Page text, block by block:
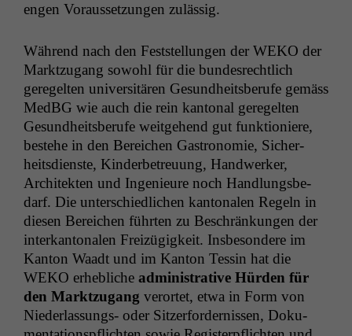
engen Voraus­set­zun­gen zulässig.
Während nach den Fest­stel­lun­gen der WEKO der
Mark­tzu­gang sowohl für die bun­desrechtlich
geregel­ten uni­ver­sitären Gesund­heits­berufe gemäss
Med­BG wie auch die rein kan­ton­al geregel­ten
Gesund­heits­berufe weit­ge­hend gut funk­tion­iere,
beste­he in den Bere­ichen Gas­tronomie, Sicher­
heits­di­en­ste, Kinder­be­treu­ung, Handw­erk­er,
Architek­ten und Inge­nieure noch Hand­lungs­be­
darf. Die unter­schiedlichen kan­tonalen Regeln in
diesen Bere­ichen führten zu Beschränkun­gen der
interkan­tonalen Freizügigkeit. Ins­beson­dere im
Kan­ton Waadt und im Kan­ton Tessin hat die
WEKO erhe­bliche admin­is­tra­tive Hür­den für
den Mark­tzu­gang verortet, etwa in Form von
Nieder­las­sungs- oder Sitzer­fordernissen, Doku­